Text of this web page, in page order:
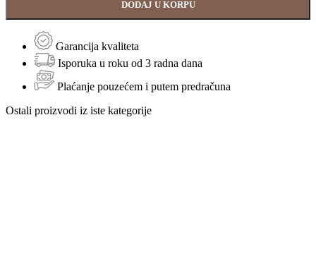
DODAJ U KORPU
Garancija kvaliteta
Isporuka u roku od 3 radna dana
Plaćanje pouzećem i putem predračuna
Ostali proizvodi iz iste kategorije